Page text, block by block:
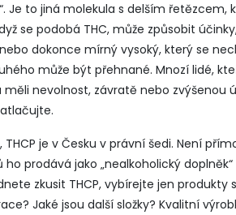
Je to jiná molekula s delším
se podobá THC, může způsobit
dokonce mírný vysoký, který se
může být přehnané. Mnozí lidé,
měli nevolnost, závratě nebo zvýšenou
je v Česku v právní šedi. Není
prodává jako „nealkoholický
zkusit THCP, vybírejte jen
Jaké jsou další složky? Kvalitní